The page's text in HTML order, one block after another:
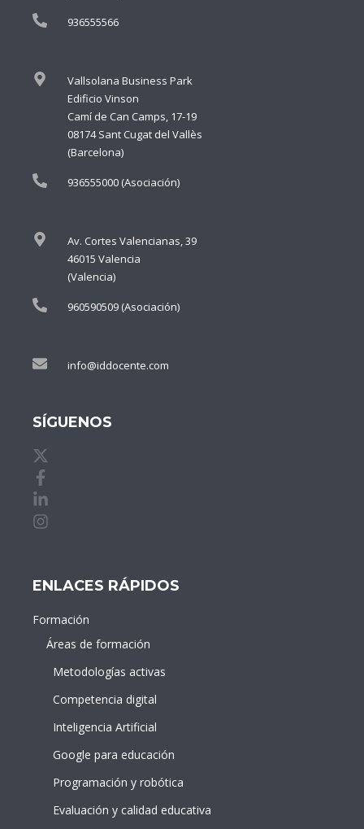
936555566
Vallsolana Business Park
Edificio Vinson
Camí de Can Camps, 17-19
08174 Sant Cugat del Vallès
(Barcelona)
936555000 (Asociación)
Av. Cortes Valencianas, 39
46015 Valencia
(Valencia)
960590509 (Asociación)
info@iddocente.com
SÍGUENOS
ENLACES RÁPIDOS
Formación
Áreas de formación
Metodologías activas
Competencia digital
Inteligencia Artificial
Google para educación
Programación y robótica
Evaluación y calidad educativa